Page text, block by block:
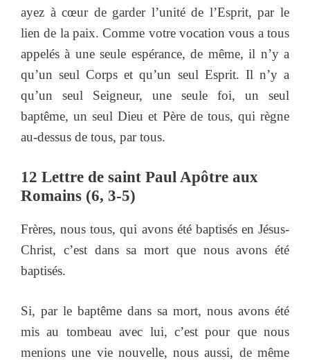
ayez à cœur de garder l’unité de l’Esprit, par le
lien de la paix. Comme votre vocation vous a tous
appelés à une seule espérance, de même, il n’y a
qu’un seul Corps et qu’un seul Esprit. Il n’y a
qu’un seul Seigneur, une seule foi, un seul
baptême, un seul Dieu et Père de tous, qui règne
au-dessus de tous, par tous.
12 Lettre de saint Paul Apôtre aux
Romains (6, 3-5)
Frères, nous tous, qui avons été baptisés en Jésus-
Christ, c’est dans sa mort que nous avons été
baptisés.
Si, par le baptême dans sa mort, nous avons été
mis au tombeau avec lui, c’est pour que nous
menions une vie nouvelle, nous aussi, de même